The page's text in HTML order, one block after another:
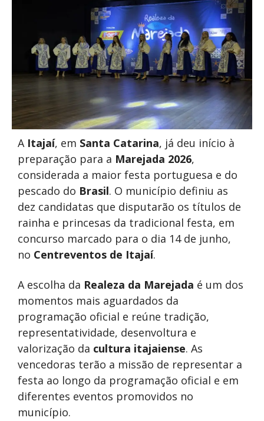
A Itajaí, em Santa Catarina, já deu início à
preparação para a Marejada 2026,
considerada a maior festa portuguesa e do
pescado do Brasil. O município definiu as
dez candidatas que disputarão os títulos de
rainha e princesas da tradicional festa, em
concurso marcado para o dia 14 de junho,
no Centreventos de Itajaí.
A escolha da Realeza da Marejada é um dos
momentos mais aguardados da
programação oficial e reúne tradição,
representatividade, desenvoltura e
valorização da cultura itajaiense. As
vencedoras terão a missão de representar a
festa ao longo da programação oficial e em
diferentes eventos promovidos no
município.